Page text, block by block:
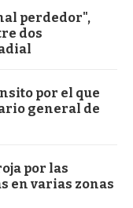
perdedor",
dos
por el que
general de
por las
en varias zonas